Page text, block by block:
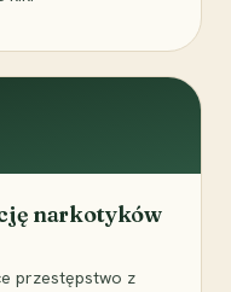
narkotyków
przestępstwo z